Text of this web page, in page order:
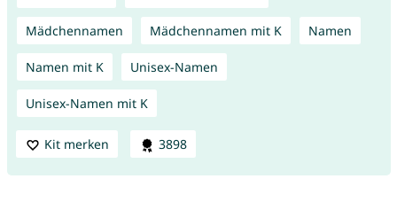
Mädchennamen Mädchennamen mit K Namen
Namen mit K Unisex-Namen
Unisex-Namen mit K
Kit merken 3898